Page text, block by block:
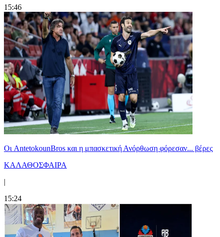
15:46
Oι AntetokounBros και η μπασκετική Ανόρθωση φόρεσαν... βέρες
ΚΑΛΑΘΟΣΦΑΙΡΑ
|
15:24